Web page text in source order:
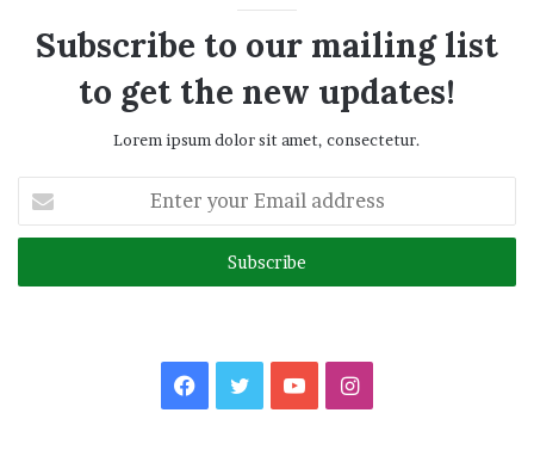
Subscribe to our mailing list
to get the new updates!
Lorem ipsum dolor sit amet, consectetur.
your
Email
Facebook
TwitterYouTubeInstagram